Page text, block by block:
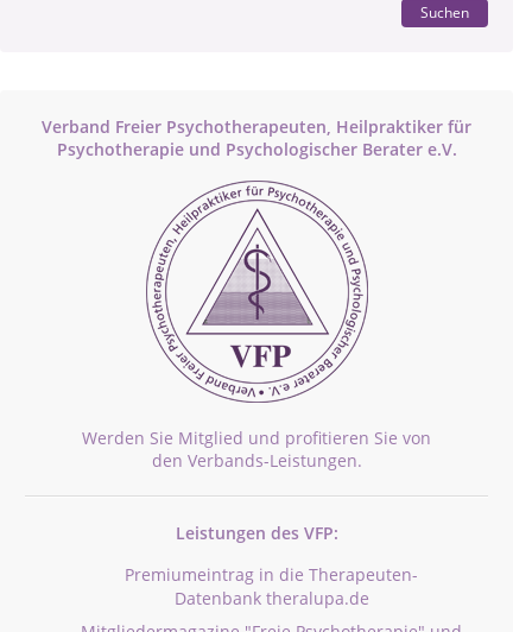
Suchen
Verband Freier Psychotherapeuten, Heilpraktiker für
Psychotherapie und Psychologischer Berater e.V.
Werden Sie Mitglied und profitieren Sie von
den Verbands-Leistungen.
Leistungen des VFP:
Premiumeintrag in die Therapeuten-
Datenbank theralupa.de